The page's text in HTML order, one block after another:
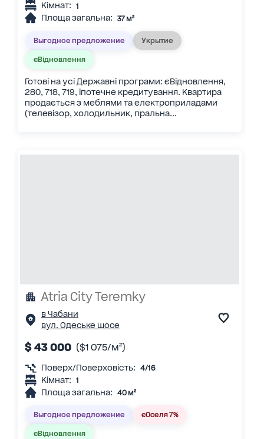
Кімнат: 1
Площа загальна: 37 м²
Выгодное предложение Укрытие
єВідновлення
Готові на усі Державні програми: єВідновлення,
280, 718, 719, іпотечне кредитування. Квартира
продається з меблями та електроприладами
(телевізор, холодильник, пральна...
Atria City Teremky
в Чабани
вул. Одеське шосе
$ 43 000 ($1 075/м²)
Поверх/Поверховість: 4/16
Кімнат: 1
Площа загальна: 40 м²
Выгодное предложение єОселя 7%
єВідновлення